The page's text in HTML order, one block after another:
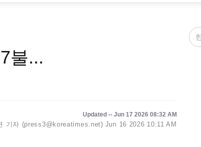
불...
Updated -- Jun 17 2026 08:32 AM
기자 (press3@koreatimes.net) Jun 16 2026 10:11 AM